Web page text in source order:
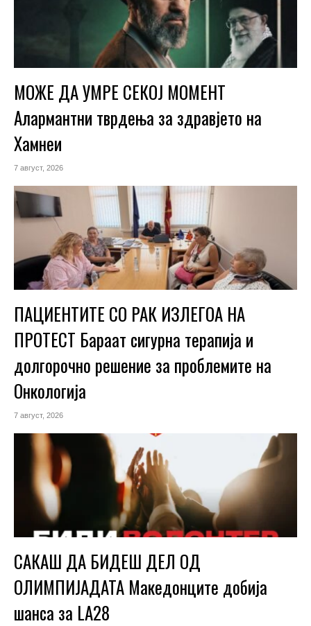
МОЖЕ ДА УМРЕ СЕКОЈ МОМЕНТ
Алармантни тврдења за здравјето на
Хамнеи
7 август, 2026
ПАЦИЕНТИТЕ СО РАК ИЗЛЕГОА НА
ПРОТЕСТ Бараат сигурна терапија и
долгорочно решение за проблемите на
Онкологија
7 август, 2026
САКАШ ДА БИДЕШ ДЕЛ ОД
ОЛИМПИЈАДАТА Македонците добија
шанса за LA28